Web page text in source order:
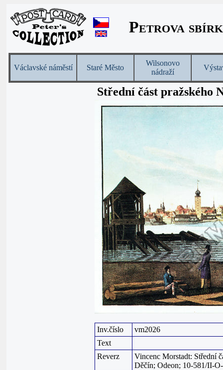
Petrova
Václavské náměstí Staré Město
Wilsonovo
nádraží
Střední část pražského
Inv.číslo
vm2026
Text
Reverz
Vincenc Morstadt: Střední
Děčín; Odeon; 10-581/II-